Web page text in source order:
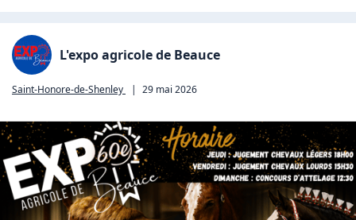
L'expo agricole de Beauce
Saint-Honore-de-Shenley | 29 mai 2026